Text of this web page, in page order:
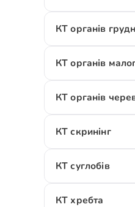
КТ органів
КТ органів
КТ органів
КТ скринінг
КТ суглобів
КТ хребта